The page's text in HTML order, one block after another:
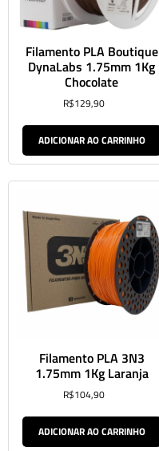
Filamento PLA Boutique
DynaLabs 1.75mm 1Kg
Chocolate
R$129,90
ADICIONAR AO CARRINHO
Filamento PLA 3N3
1.75mm 1Kg Laranja
R$104,90
ADICIONAR AO CARRINHO